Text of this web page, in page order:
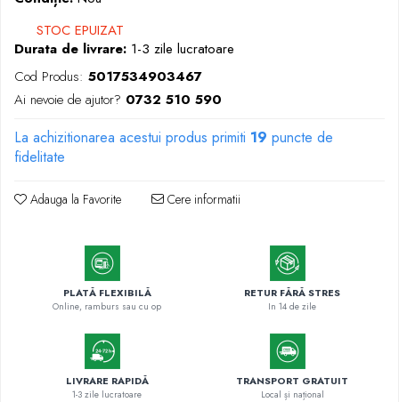
Markere cu vopsea
STOC EPUIZAT
Durata de livrare: 1-3 zile lucratoare
Cod Produs: 5017534903467
Ai nevoie de ajutor? 0732 510 590
La achizitionarea acestui produs primiti 19 puncte de
fidelitate
Adauga la Favorite Cere informatii
PLATĂ FLEXIBILĂ
Online, ramburs sau cu op
RETUR FĂRĂ STRES
In 14 de zile
LIVRARE RAPIDĂ
1-3 zile lucratoare
TRANSPORT GRATUIT
Local și național